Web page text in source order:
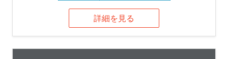
詳細を見る